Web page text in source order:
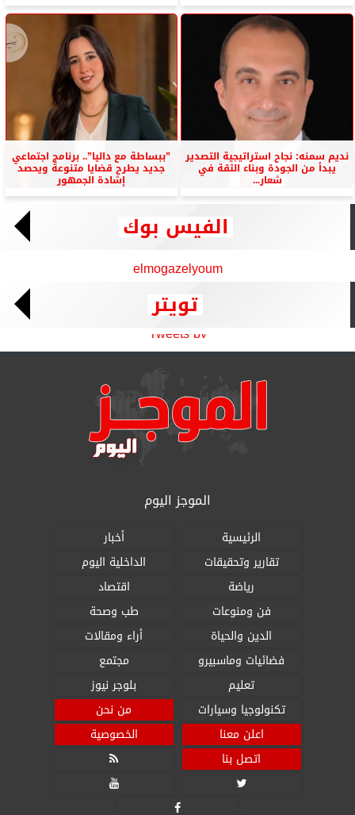
نديم سمنه: نجاح استراتيجية التصدير
يبدأ من الجودة وبناء الثقة في
شعار...
”ببساطة مع داليا”.. برنامج اجتماعي
جديد يطرح قضايا متنوعة ويحصد
إشادة الجمهور
الفيس بوك
elmogazelyoum
تويتر
Tweets by
الموجز اليوم
الرئيسية
أخبار
تقارير وتحقيقات
الداخلية اليوم
رياضة
اقتصاد
فن ومنوعات
طب وصحة
الدين والحياة
أراء ومقالات
فضائيات وماسبيرو
مجتمع
تعليم
بلوجر نيوز
تكنولوجيا وسيارات
من نحن
اعلن معنا
الخصوصية
اتصل بنا



